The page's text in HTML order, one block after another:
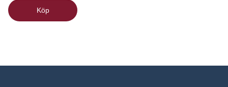
Köp